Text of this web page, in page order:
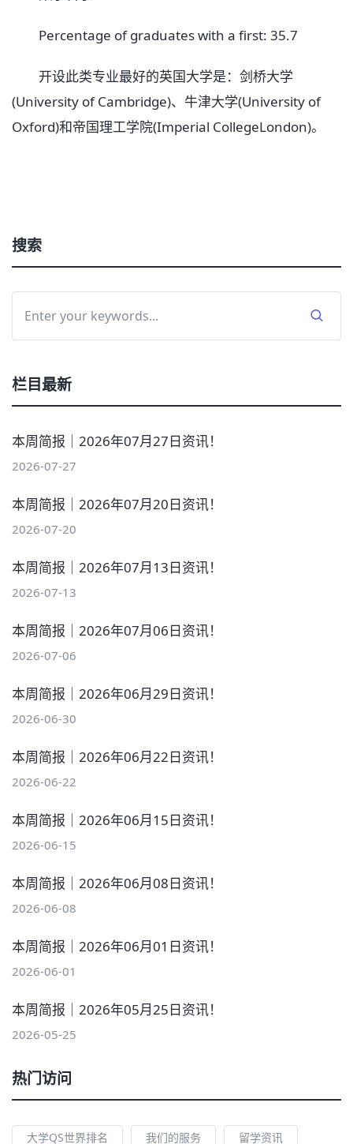
Percentage of graduates with a first: 35.7
开设此类专业最好的英国大学是：剑桥大学
(University of Cambridge)、牛津大学(University of
Oxford)和帝国理工学院(Imperial CollegeLondon)。
搜索
栏目最新
本周简报｜2026年07月27日资讯！
2026-07-27
本周简报｜2026年07月20日资讯！
2026-07-20
本周简报｜2026年07月13日资讯！
2026-07-13
本周简报｜2026年07月06日资讯！
2026-07-06
本周简报｜2026年06月29日资讯！
2026-06-30
本周简报｜2026年06月22日资讯！
2026-06-22
本周简报｜2026年06月15日资讯！
2026-06-15
本周简报｜2026年06月08日资讯！
2026-06-08
本周简报｜2026年06月01日资讯！
2026-06-01
本周简报｜2026年05月25日资讯！
2026-05-25
热门访问
大学QS世界排名 我们的服务 留学资讯